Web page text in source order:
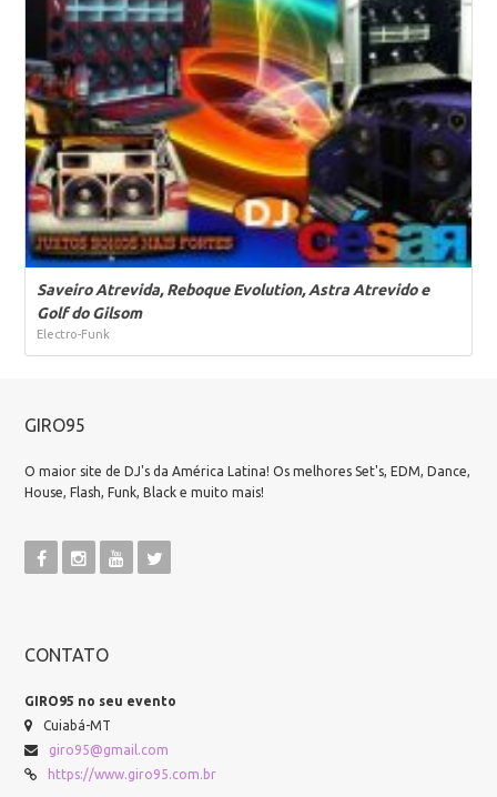
Saveiro Atrevida, Reboque Evolution, Astra Atrevido e
Golf do Gilsom
Electro-Funk
GIRO95
O maior site de DJ's da América Latina! Os melhores Set's, EDM, Dance,
House, Flash, Funk, Black e muito mais!
CONTATO
GIRO95 no seu evento
Cuiabá-MT
giro95@gmail.com
https://www.giro95.com.br